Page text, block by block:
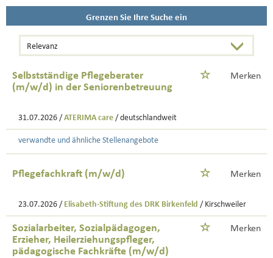
Grenzen Sie Ihre Suche ein
Selbstständige Pflegeberater
(m/w/d) in der Seniorenbetreuung
Merken
31.07.2026 / ATERIMA care / deutschlandweit
verwandte und ähnliche Stellenangebote
Pflegefachkraft (m/w/d) Merken
23.07.2026 / Elisabeth-Stiftung des DRK Birkenfeld / Kirschweiler
Sozialarbeiter, Sozialpädagogen,
Erzieher, Heilerziehungspfleger,
pädagogische Fachkräfte (m/w/d)
Merken